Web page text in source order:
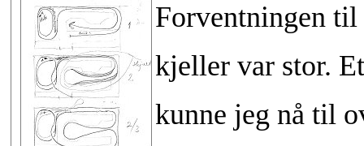
Forventningen til
kjeller var stor.
kunne jeg nå til